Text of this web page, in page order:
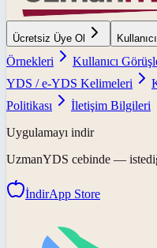
Ücretsiz Üye Ol
Örnekleri
Kullanıcı
YDS / e-YDS Kelimeleri
Politikası
İletişim Bilgileri
Uygulamayı indir
UzmanYDS cebinde —
İndirApp Store